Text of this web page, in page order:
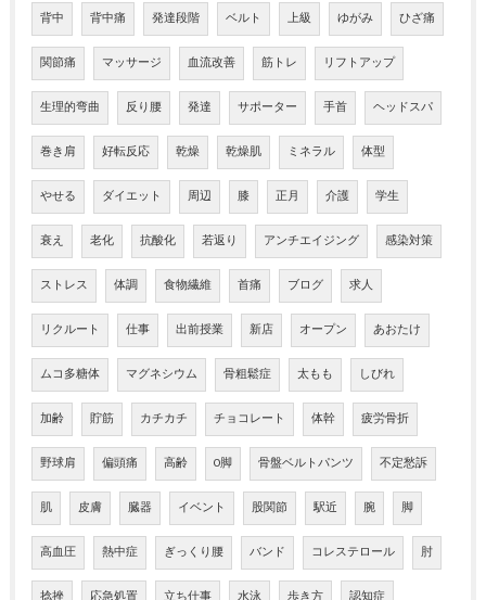
背中 背中痛 発達段階 ベルト 上級 ゆがみ ひざ痛
関節痛 マッサージ 血流改善 筋トレ リフトアップ
生理的弯曲 反り腰 発達 サポーター 手首 ヘッドスパ
巻き肩 好転反応 乾燥 乾燥肌 ミネラル 体型
やせる ダイエット 周辺 膝 正月 介護 学生
衰え 老化 抗酸化 若返り アンチエイジング 感染対策
ストレス 体調 食物繊維 首痛 ブログ 求人
リクルート 仕事 出前授業 新店 オープン あおたけ
ムコ多糖体 マグネシウム 骨粗鬆症 太もも しびれ
加齢 貯筋 カチカチ チョコレート 体幹 疲労骨折
野球肩 偏頭痛 高齢 O脚 骨盤ベルトパンツ 不定愁訴
肌 皮膚 臓器 イベント 股関節 駅近 腕 脚
高血圧 熱中症 ぎっくり腰 バンド コレステロール 肘